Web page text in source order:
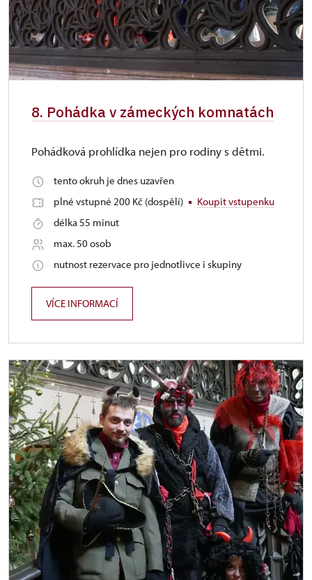
8. Pohádka v zámeckých komnatách
Pohádková prohlídka nejen pro rodiny s dětmi.
tento okruh je dnes uzavřen
plné vstupné 200 Kč (dospělí)
Koupit vstupenku
délka 55 minut
max. 50 osob
nutnost rezervace pro jednotlivce i skupiny
VÍCE INFORMACÍ